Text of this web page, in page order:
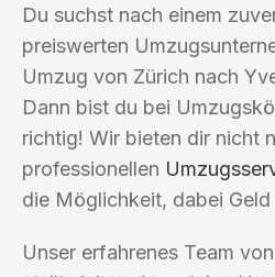
Du suchst nach einem
preiswerten
Umzug von Zürich nach
Dann bist du bei
richtig! Wir bieten dir nicht
professionellen
die Möglichkeit, dabei Geld
Unser erfahrenes Team